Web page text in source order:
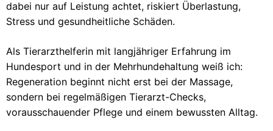
dabei nur auf Leistung achtet, riskiert Überlastung,
Stress und gesundheitliche Schäden.
Als Tierarzthelferin mit langjähriger Erfahrung im
Hundesport und in der Mehrhundehaltung weiß ich:
Regeneration beginnt nicht erst bei der Massage,
sondern bei regelmäßigen Tierarzt-Checks,
vorausschauender Pflege und einem bewussten Alltag.